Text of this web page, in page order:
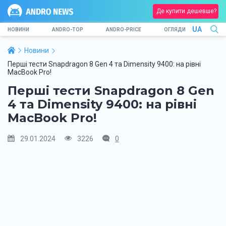
Де купити дешевше?
НОВИНИ ANDRO-TOP ANDRO-PRICE ОГЛЯДИ UA
Новини
Перші тести Snapdragon 8 Gen 4 та Dimensity 9400: на рівні
MacBook Pro!
Перші тести Snapdragon 8 Gen
4 та Dimensity 9400: на рівні
MacBook Pro!
29.01.2024 3226 0